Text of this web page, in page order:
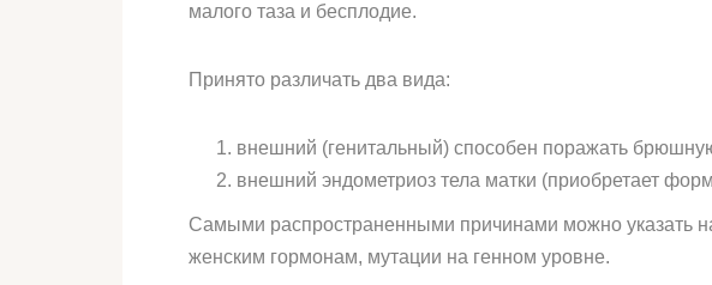
малого таза и бесплодие.
Принято различать два вида:
внешний (генитальный) способен поражать
внешний эндометриоз тела матки (приобретает
Самыми распространенными причинами можно указать
женским гормонам, мутации на генном уровне.